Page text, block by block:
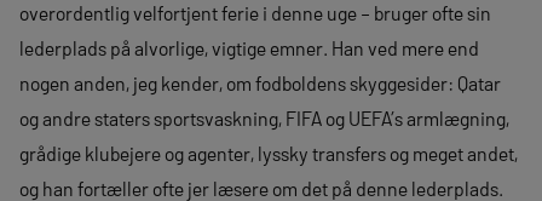
overordentlig velfortjent ferie i denne uge – bruger ofte sin
lederplads på alvorlige, vigtige emner. Han ved mere end
nogen anden, jeg kender, om fodboldens skyggesider: Qatar
og andre staters sportsvaskning, FIFA og UEFA’s armlægning,
grådige klubejere og agenter, lyssky transfers og meget andet,
og han fortæller ofte jer læsere om det på denne lederplads.